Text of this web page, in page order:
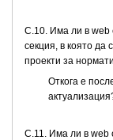
C.10. Има ли в web
секция, в която да
проекти за
Откога е
C.11. Има ли в web